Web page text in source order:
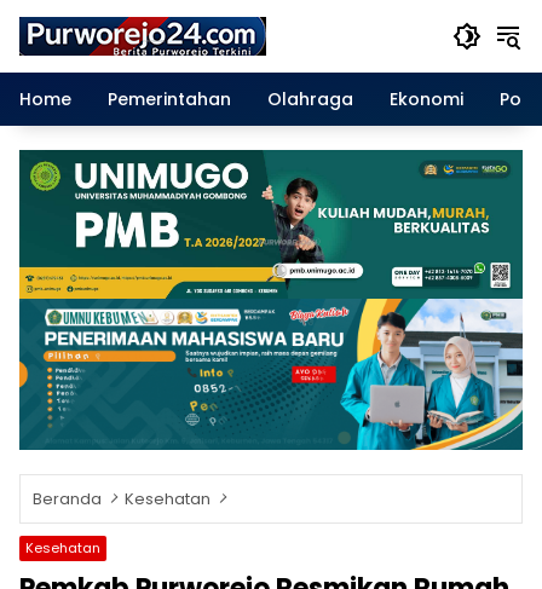
Langsung
konten
Home
Pemerintahan Olahraga Ekonomi
Beranda Kesehatan
Kesehatan